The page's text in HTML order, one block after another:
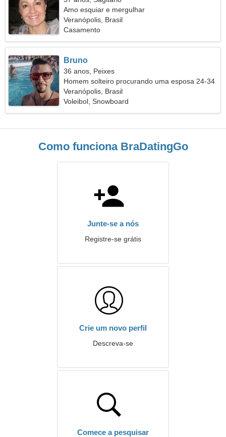
Amo esquiar e mergulhar
Veranópolis, Brasil
Casamento
Bruno
36 anos, Peixes
Homem solteiro procurando uma esposa 24-34
Veranópolis, Brasil
Voleibol, Snowboard
Como funciona BraDatingGo
Junte-se a nós
Registre-se grátis
Crie um novo perfil
Descreva-se
Comece a pesquisar